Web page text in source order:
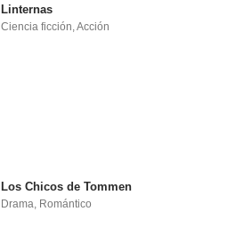
Linternas
Ciencia ficción,Acción
Los Chicos de Tommen
Drama Romántico